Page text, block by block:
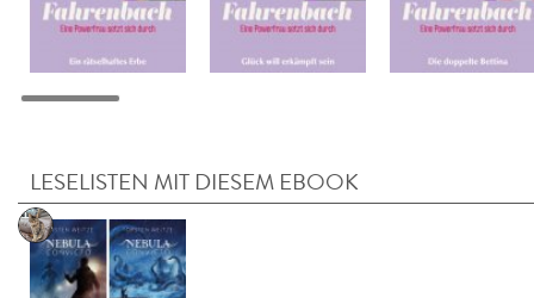
LESELISTEN MIT DIESEM EBOOK